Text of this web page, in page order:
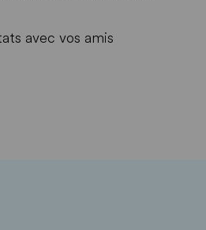
avec vos amis